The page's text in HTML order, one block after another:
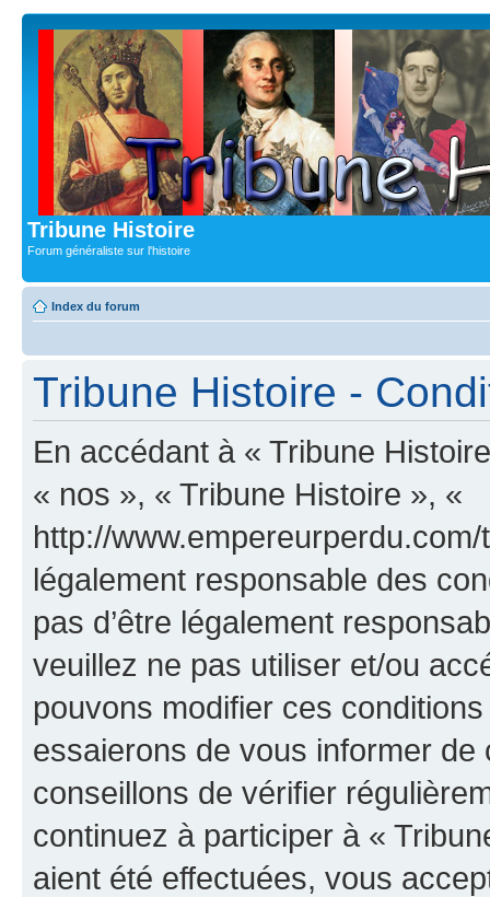
Tribune Histoire
Forum généraliste sur l'histoire
Index du forum
Tribune Histoire -
En accédant à « Tribune
« nos », « Tribune Histoire », «
http://
légalement responsable des
pas d’être légalement
veuillez ne pas utiliser et/ou
pouvons modifier ces
essaierons de vous informer
conseillons de vérifier
continuez à participer à «
aient été effectuées, vous